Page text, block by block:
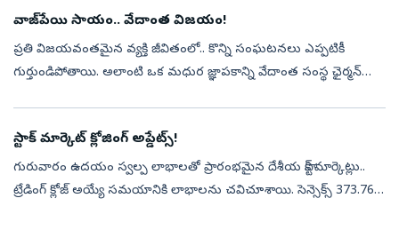
వాజ్‌పేయి సాయం.. వేదాంత విజయం!
ప్రతి విజయవంతమైన వ్యక్తి జీవితంలో.. కొన్ని సంఘటనలు ఎప్పటికీ
గుర్తుండిపోతాయి. అలాంటి ఒక మధుర జ్ఞాపకాన్ని వేదాంత సంస్థ ఛైర్మన్
స్టాక్ మార్కెట్ క్లోజింగ్ అప్డేట్స్!
గురువారం ఉదయం స్వల్ప లాభాలతో ప్రారంభమైన దేశీయ స్టాక్ మార్కెట్లు..
ట్రేడింగ్ క్లోజ్ అయ్యే సమయానికి లాభాలను చవిచూశాయి. సెన్సెక్స్ 373.76